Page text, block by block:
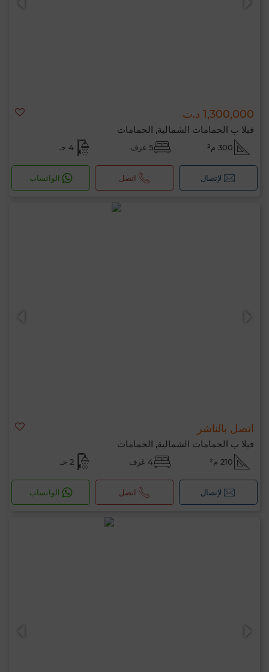
1,300,000 د.ت
فيلا ب الحمامات الشمالية, الحمامات
300 م² 5 غرف 4 حـ
لإتصال اتصل الواتساب
اتصل بالناشر
فيلا ب الحمامات الشمالية, الحمامات
210 م² 4 غرف 2 حـ
لإتصال اتصل الواتساب